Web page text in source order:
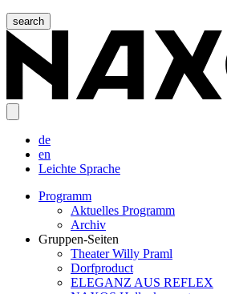
search
de
en
Leichte Sprache
Programm
Aktuelles Programm
Archiv
Gruppen-Seiten
Theater Willy Praml
Dorfproduct
ELEGANZ AUS REFLEX